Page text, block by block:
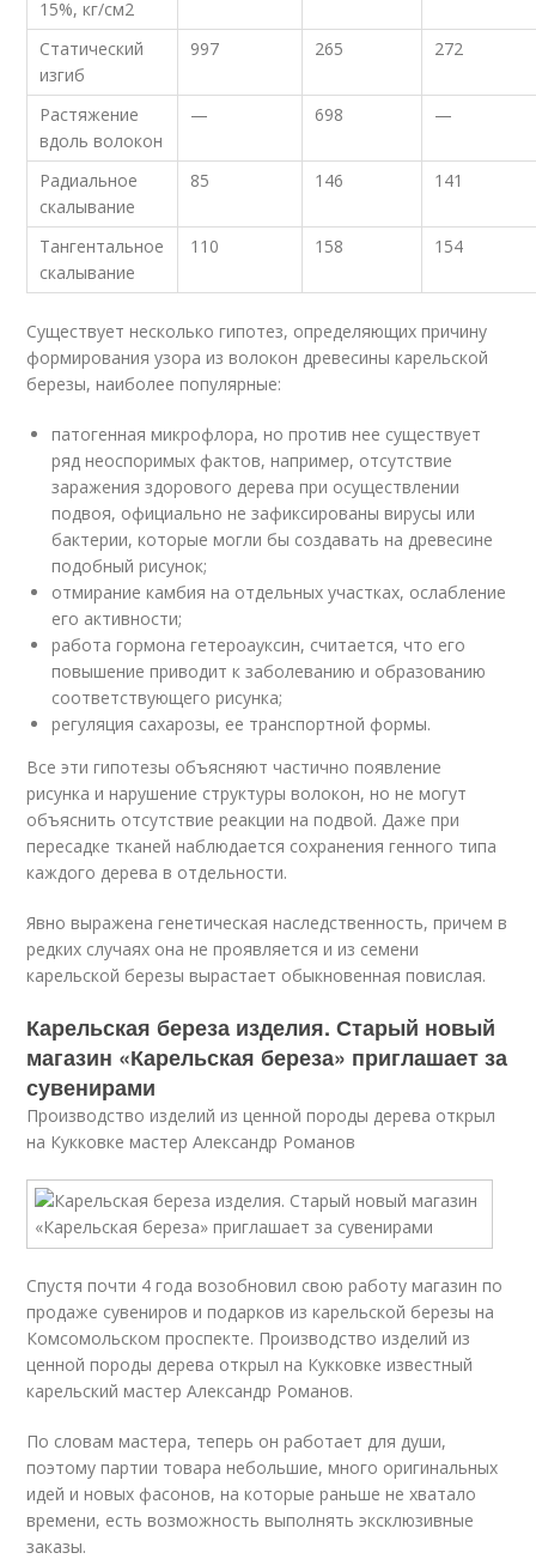
15%, кг/см2
Статический
изгиб
997 265 272
Растяжение
вдоль волокон
— 698 —
Радиальное
скалывание
85 146 141
Тангентальное
скалывание
110 158 154
Существует несколько гипотез, определяющих причину
формирования узора из волокон древесины карельской
березы, наиболее популярные:
патогенная микрофлора, но против нее существует
ряд неоспоримых фактов, например, отсутствие
заражения здорового дерева при осуществлении
подвоя, официально не зафиксированы вирусы или
бактерии, которые могли бы создавать на древесине
подобный рисунок;
отмирание камбия на отдельных участках, ослабление
его активности;
работа гормона гетероауксин, считается, что его
повышение приводит к заболеванию и образованию
соответствующего рисунка;
регуляция сахарозы, ее транспортной формы.
Все эти гипотезы объясняют частично появление
рисунка и нарушение структуры волокон, но не могут
объяснить отсутствие реакции на подвой. Даже при
пересадке тканей наблюдается сохранения генного типа
каждого дерева в отдельности.
Явно выражена генетическая наследственность, причем в
редких случаях она не проявляется и из семени
карельской березы вырастает обыкновенная повислая.
Карельская береза изделия. Старый новый
магазин «Карельская береза» приглашает за
сувенирами
Производство изделий из ценной породы дерева открыл
на Кукковке мастер Александр Романов
Спустя почти 4 года возобновил свою работу магазин по
продаже сувениров и подарков из карельской березы на
Комсомольском проспекте. Производство изделий из
ценной породы дерева открыл на Кукковке известный
карельский мастер Александр Романов.
По словам мастера, теперь он работает для души,
поэтому партии товара небольшие, много оригинальных
идей и новых фасонов, на которые раньше не хватало
времени, есть возможность выполнять эксклюзивные
заказы.